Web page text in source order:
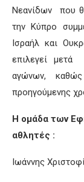
Νεανίδων που
την Κύπρο
Ισραήλ και
επιλεγεί μετά
αγώνων,
προηγούμενης
Η ομάδα των
αθλητές :
Ιωάννης